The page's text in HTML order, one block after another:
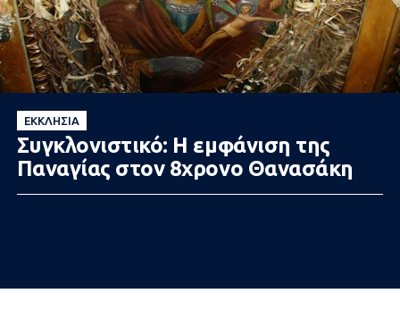
ΕΚΚΛΗΣΊΑ
Συγκλονιστικό: Η εμφάνιση της
Παναγίας στον 8χρονο Θανασάκη